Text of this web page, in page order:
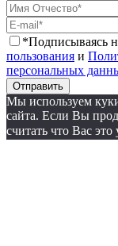
*Подписываясь
пользования и
персональных
Отправить
Мы используем
сайта. Если Вы
считать что Вас это